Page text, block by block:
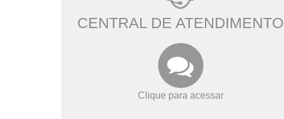
CENTRAL DE ATENDIMENTO
Clique para acessar